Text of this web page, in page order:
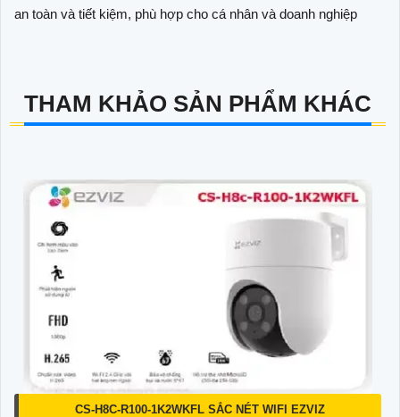
an toàn và tiết kiệm, phù hợp cho cá nhân và doanh nghiệp
THAM KHẢO SẢN PHẨM KHÁC
CS-H8C-R100-1K2WKFL SẮC NÉT WIFI EZVIZ